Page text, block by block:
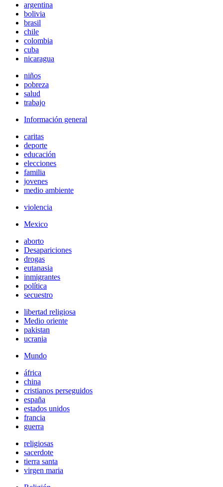
argentina
bolivia
brasil
chile
colombia
cuba
nicaragua
niños
pobreza
salud
trabajo
Información general
caritas
deporte
educación
elecciones
familia
jovenes
medio ambiente
violencia
Mexico
aborto
Desapariciones
drogas
eutanasia
inmigrantes
política
secuestro
libertad religiosa
Medio oriente
pakistan
ucrania
Mundo
áfrica
china
cristianos perseguidos
españa
estados unidos
francia
guerra
religiosas
sacerdote
tierra santa
virgen maria